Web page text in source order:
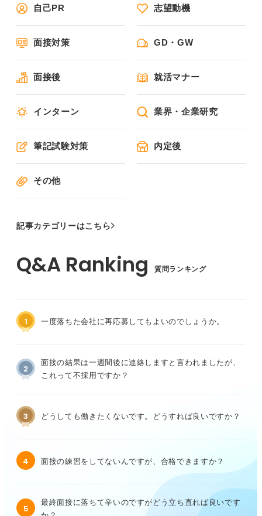
自己PR 志望動機
面接対策 GD・GW
面接後 就活マナー
インターン 業界・企業研究
筆記試験対策 内定後
その他
記事カテゴリーはこちら
質問ランキング
1 一度落ちた会社に再応募してもよいのでしょうか。
2
面接の結果は一週間後に連絡しますと言われましたが、
これって不採用ですか？
3 どうしても働きたくないです。どうすれば良いですか？
4 面接の練習をしてないんですが、合格できますか？
5
最終面接に落ちて辛いのですがどう立ち直れば良いです